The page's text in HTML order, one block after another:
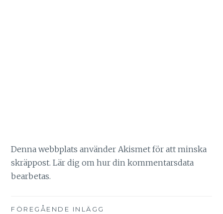
Denna webbplats använder Akismet för att minska
skräppost.Lär dig om hur din kommentarsdata
bearbetas.
FÖREGÅENDE INLÄGG